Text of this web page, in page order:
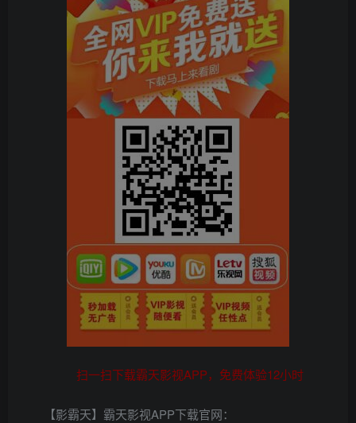
扫一扫下载霸天影视APP，免费体验12小时
【影霸天】霸天影视APP下载官网：